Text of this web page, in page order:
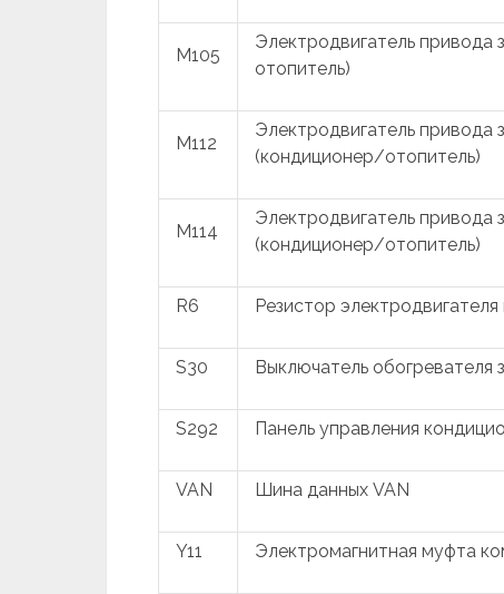
M105
Электродвигатель привода
отопитель)
M112
Электродвигатель привода
(кондиционер/отопитель)
M114
Электродвигатель привода
(кондиционер/отопитель)
R6 Резистор
S30 Выключатель обогревателя
S292 Панель управления
VAN Шина данных VAN
Y11 Электромагнитная муфта